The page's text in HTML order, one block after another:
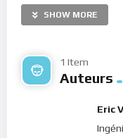
état dépressif. Un
douleur et la
longtemps que vous
Mais es-ce ce que
SHOW MORE
1 Item
Auteurs
Eric